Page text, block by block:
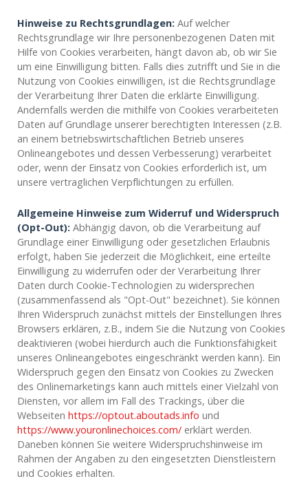
Hinweise zu Rechtsgrundlagen: Auf welcher
Rechtsgrundlage wir Ihre personenbezogenen Daten mit
Hilfe von Cookies verarbeiten, hängt davon ab, ob wir Sie
um eine Einwilligung bitten. Falls dies zutrifft und Sie in die
Nutzung von Cookies einwilligen, ist die Rechtsgrundlage
der Verarbeitung Ihrer Daten die erklärte Einwilligung.
Andernfalls werden die mithilfe von Cookies verarbeiteten
Daten auf Grundlage unserer berechtigten Interessen (z.B.
an einem betriebswirtschaftlichen Betrieb unseres
Onlineangebotes und dessen Verbesserung) verarbeitet
oder, wenn der Einsatz von Cookies erforderlich ist, um
unsere vertraglichen Verpflichtungen zu erfüllen.
Allgemeine Hinweise zum Widerruf und Widerspruch
(Opt-Out): Abhängig davon, ob die Verarbeitung auf
Grundlage einer Einwilligung oder gesetzlichen Erlaubnis
erfolgt, haben Sie jederzeit die Möglichkeit, eine erteilte
Einwilligung zu widerrufen oder der Verarbeitung Ihrer
Daten durch Cookie-Technologien zu widersprechen
(zusammenfassend als "Opt-Out" bezeichnet). Sie können
Ihren Widerspruch zunächst mittels der Einstellungen Ihres
Browsers erklären, z.B., indem Sie die Nutzung von Cookies
deaktivieren (wobei hierdurch auch die Funktionsfähigkeit
unseres Onlineangebotes eingeschränkt werden kann). Ein
Widerspruch gegen den Einsatz von Cookies zu Zwecken
des Onlinemarketings kann auch mittels einer Vielzahl von
Diensten, vor allem im Fall des Trackings, über die
Webseiten https://optout.aboutads.info und
https://www.youronlinechoices.com/ erklärt werden.
Daneben können Sie weitere Widerspruchshinweise im
Rahmen der Angaben zu den eingesetzten Dienstleistern
und Cookies erhalten.